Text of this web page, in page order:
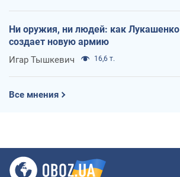
Ни оружия, ни людей: как Лукашенко
создает новую армию
Игар Тышкевич 16,6 т.
Все мнения